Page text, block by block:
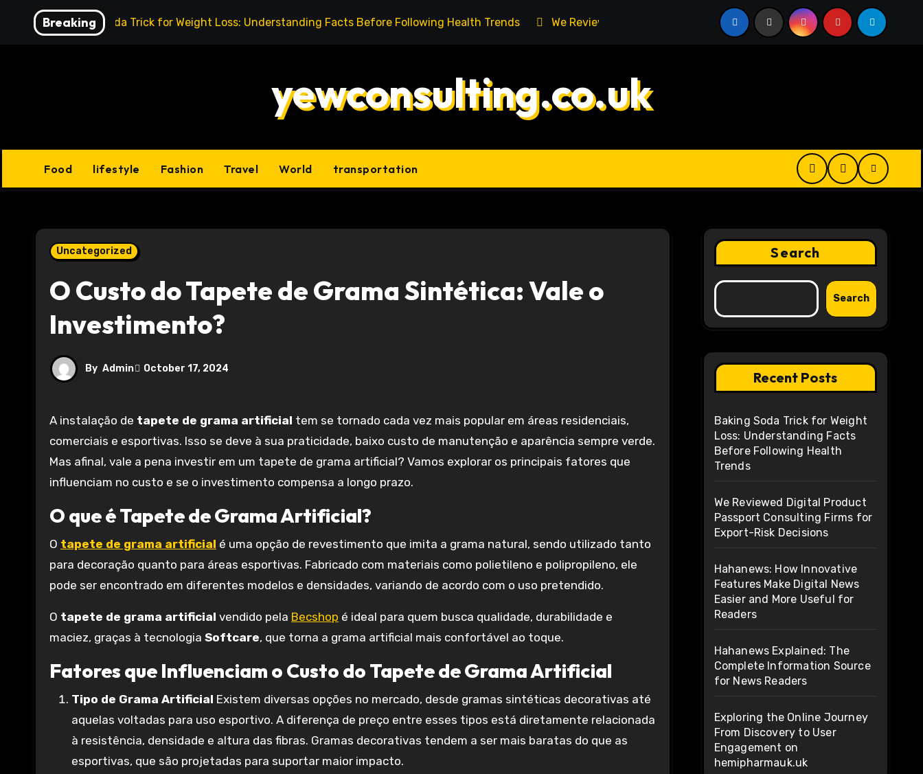
Breaking
Baking Soda Trick for Weight Loss: Understanding Facts Before Following Health Trends We Reviewed Digital Product Passport Consulting Firms for Export-Risk
yewconsulting.co.uk
Food lifestyle Fashion Travel World transportation
Uncategorized
O Custo do Tapete de Grama Sintética: Vale o
Investimento?
By Admin October 17, 2024
A instalação de tapete de grama artificial tem se tornado cada vez mais popular em áreas residenciais,
comerciais e esportivas. Isso se deve à sua praticidade, baixo custo de manutenção e aparência sempre verde.
Mas afinal, vale a pena investir em um tapete de grama artificial? Vamos explorar os principais fatores que
influenciam no custo e se o investimento compensa a longo prazo.
O que é Tapete de Grama Artificial?
O tapete de grama artificial é uma opção de revestimento que imita a grama natural, sendo utilizado tanto
para decoração quanto para áreas esportivas. Fabricado com materiais como polietileno e polipropileno, ele
pode ser encontrado em diferentes modelos e densidades, variando de acordo com o uso pretendido.
O tapete de grama artificial vendido pela Becshop é ideal para quem busca qualidade, durabilidade e
maciez, graças à tecnologia Softcare, que torna a grama artificial mais confortável ao toque.
Fatores que Influenciam o Custo do Tapete de Grama Artificial
Tipo de Grama Artificial Existem diversas opções no mercado, desde gramas sintéticas decorativas até
aquelas voltadas para uso esportivo. A diferença de preço entre esses tipos está diretamente relacionada
à resistência, densidade e altura das fibras. Gramas decorativas tendem a ser mais baratas do que as
esportivas, que são projetadas para suportar maior impacto.
Search
Search
Recent Posts
Baking Soda Trick for Weight
Loss: Understanding Facts
Before Following Health
Trends
We Reviewed Digital Product
Passport Consulting Firms for
Export-Risk Decisions
Hahanews: How Innovative
Features Make Digital News
Easier and More Useful for
Readers
Hahanews Explained: The
Complete Information Source
for News Readers
Exploring the Online Journey
From Discovery to User
Engagement on
hemipharmauk.uk